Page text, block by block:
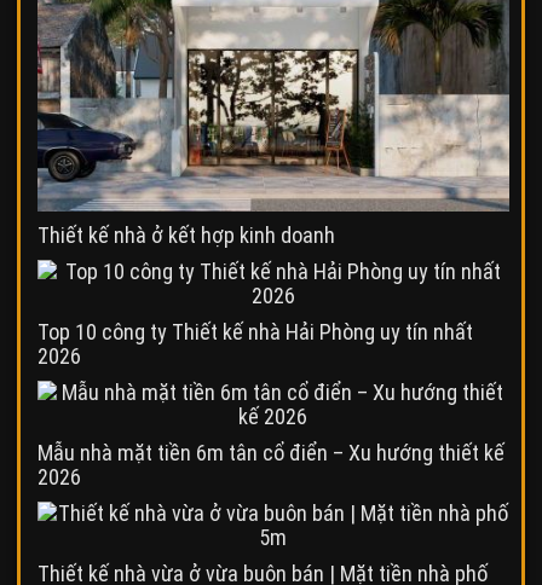
Thiết kế nhà ở kết hợp kinh doanh
Top 10 công ty Thiết kế nhà Hải Phòng uy tín nhất
2026
Mẫu nhà mặt tiền 6m tân cổ điển – Xu hướng thiết kế
2026
Thiết kế nhà vừa ở vừa buôn bán | Mặt tiền nhà phố